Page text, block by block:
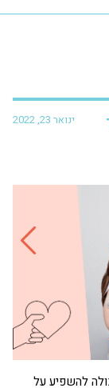
ינואר 23, 2022
להשפיע על